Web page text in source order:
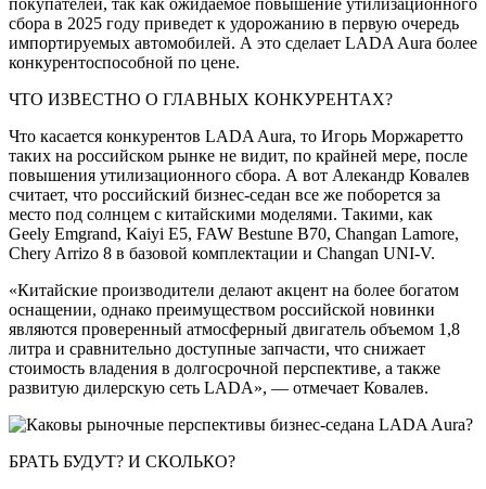
сбора в 2025 году приведет к удорожанию в первую очередь
импортируемых автомобилей. А это сделает LADA Aura более
конкурентоспособной по цене.
ЧТО ИЗВЕСТНО О ГЛАВНЫХ КОНКУРЕНТАХ?
Что касается конкурентов LADA Aura, то Игорь Моржаретто
таких на российском рынке не видит, по крайней мере, после
повышения утилизационного сбора. А вот Алекандр Ковалев
считает, что российский бизнес-седан все же поборется за
место под солнцем с китайскими моделями. Такими, как
Geely Emgrand, Kaiyi E5, FAW Bestune B70, Changan Lamore,
Chery Arrizo 8 в базовой комплектации и Changan UNI-V.
«Китайские производители делают акцент на более богатом
оснащении, однако преимуществом российской новинки
являются проверенный атмосферный двигатель объемом 1,8
литра и сравнительно доступные запчасти, что снижает
стоимость владения в долгосрочной перспективе, а также
развитую дилерскую сеть LADA», — отмечает Ковалев.
БРАТЬ БУДУТ? И СКОЛЬКО?